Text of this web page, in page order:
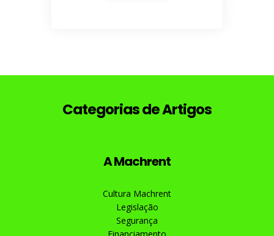
Categorias de Artigos
A Machrent
Cultura Machrent
Legislação
Segurança
Financiamento